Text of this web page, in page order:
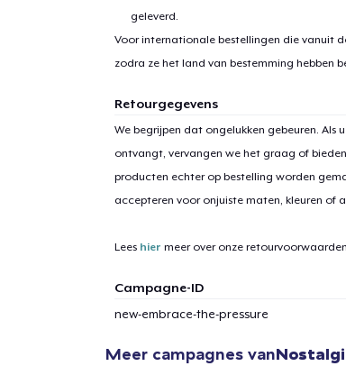
geleverd.
Voor internationale bestellingen die vanuit
zodra ze het land van bestemming hebben
Retourgegevens
We begrijpen dat ongelukken gebeuren.
ontvangt, vervangen we het graag of
producten echter op bestelling worden
accepteren voor onjuiste maten, kleuren of
Lees hier meer over onze
Campagne-ID
new-embrace-the-pressure
Meer campagnes van